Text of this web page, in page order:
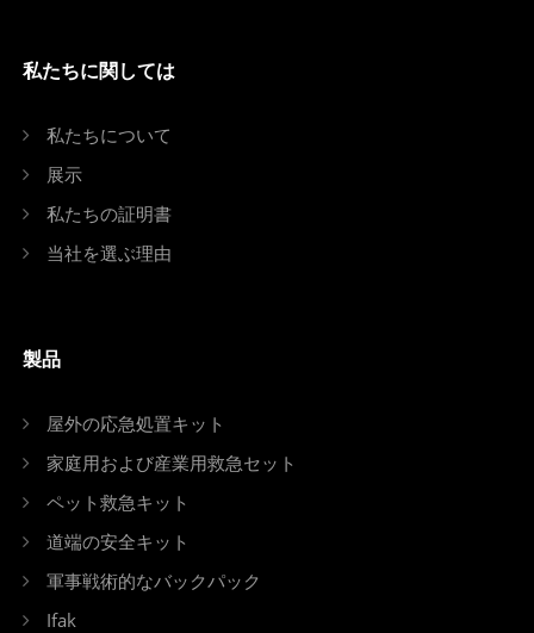
私たちに関しては
私たちについて
展示
私たちの証明書
当社を選ぶ理由
製品
屋外の応急処置キット
家庭用および産業用救急セット
ペット救急キット
道端の安全キット
軍事戦術的なバックパック
Ifak